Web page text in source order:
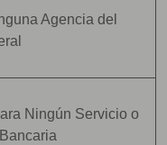
Agencia del
Ningún Servicio o